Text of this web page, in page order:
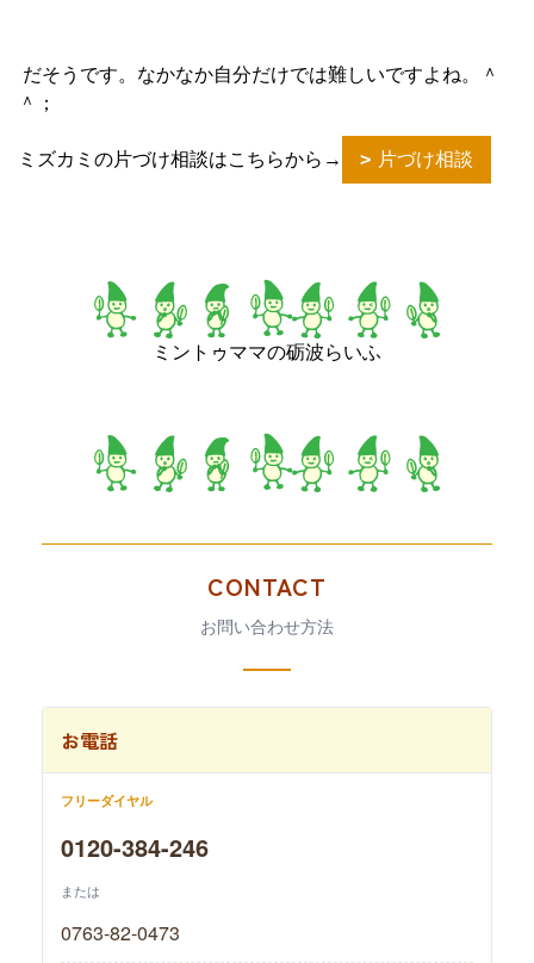
だそうです。なかなか自分だけでは難しいですよね。＾
＾；
ミズカミの片づけ相談はこちらから→ 片づけ相談
ミントゥママの砺波らいふ
CONTACT
お問い合わせ方法
お電話
フリーダイヤル
0120-384-246
または
0763-82-0473